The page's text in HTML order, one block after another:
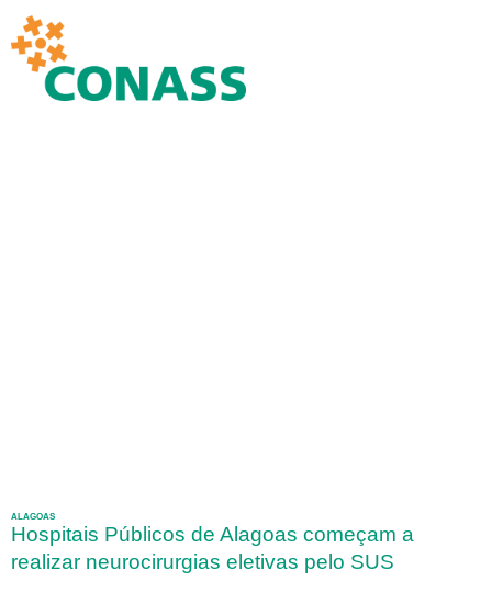
ALAGOAS
Hospitais Públicos de Alagoas começam a
realizar neurocirurgias eletivas pelo SUS